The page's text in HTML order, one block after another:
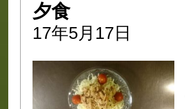
夕食
17年5月17日